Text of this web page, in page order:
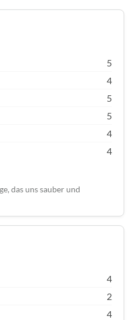
5
4
5
5
4
4
das uns sauber und
4
2
4